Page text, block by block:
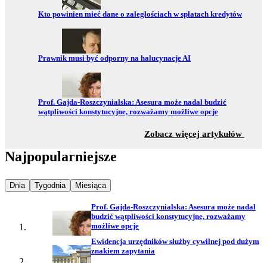
Przejdź do:
Kto powinien mieć dane o zaległościach w spłatach kredytów
Przejdź do:
Prawnik musi być odporny na halucynacje AI
Przejdź do:
Prof. Gajda-Roszczynialska: Asesura może nadal budzić
wątpliwości konstytucyjne, rozważamy możliwe opcje
Zobacz więcej artykułów
Najpopularniejsze
Najpopularniejsze wiadomości z
Dnia Najpopularniejsze wiadomości z
Tygodnia Najpopularniejsze wiadomości z
Miesiąca
Prof. Gajda-Roszczynialska: Asesura może nadal
budzić wątpliwości konstytucyjne, rozważamy
możliwe opcje
Ewidencja urzędników służby cywilnej pod dużym
znakiem zapytania